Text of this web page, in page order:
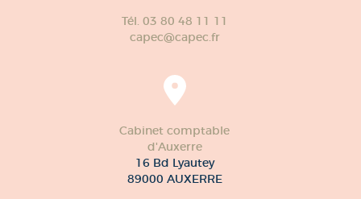
Tél. 03 80 48 11 11
capec@capec.fr
Cabinet comptable
d'Auxerre
16 Bd Lyautey
89000 AUXERRE